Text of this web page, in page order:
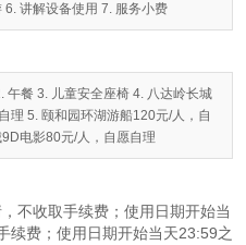
6. 讲解设备使用 7. 服务小费
午餐 3. 儿童安全座椅 4. 八达岭长城
理 5. 颐和园环湖游船120元/人，自
电影80元/人，自愿自理
不收取手续费；使用日期开始当
续费；使用日期开始当天23:59之